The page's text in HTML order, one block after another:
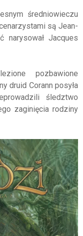
średniowieczu
są Jean-
narysował Jacques
pozbawione
druid Corann posyła
śledztwo
zaginięcia rodziny